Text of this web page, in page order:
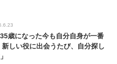
歳になった今も自分自身が一番
しい役に出会うたび、自分探し